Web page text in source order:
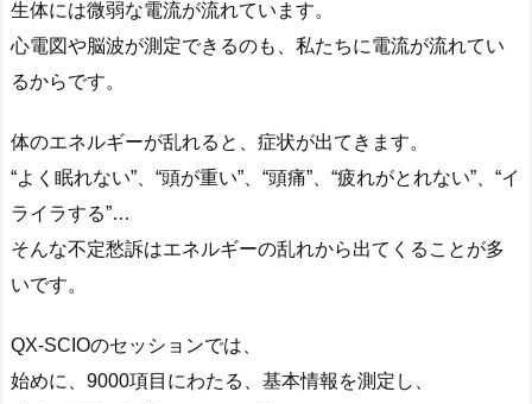
生体には微弱な電流が流れています。
心電図や脳波が測定できるのも、私たちに電流が流れてい
るからです。
体のエネルギーが乱れると、症状が出てきます。
“よく眠れない”、“頭が重い”、“頭痛”、“疲れがとれない”、“イ
ライラする”…
そんな不定愁訴はエネルギーの乱れから出てくることが多
いです。
QX-SCIOのセッションでは、
始めに、9000項目にわたる、基本情報を測定し、